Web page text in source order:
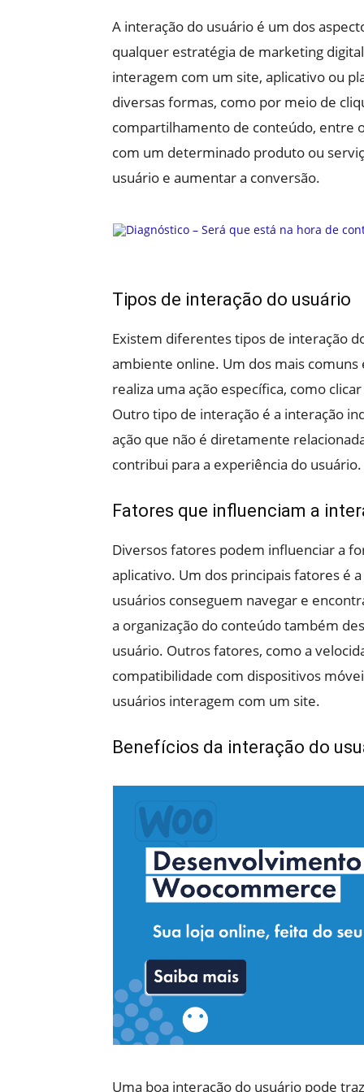
A interação do usuário é um dos
qualquer estratégia de marketing
interagem com um site, aplicativo ou
diversas formas, como por meio de
compartilhamento de conteúdo, entre
com um determinado produto ou
usuário e aumentar a conversão.
Tipos de interação do usuário
Existem diferentes tipos de interação
ambiente online. Um dos mais
realiza uma ação específica, como
Outro tipo de interação é a interação
ação que não é diretamente
contribui para a experiência do usuário.
Fatores que influenciam a
Diversos fatores podem influenciar a
aplicativo. Um dos principais fatores é
usuários conseguem navegar e
a organização do conteúdo também
usuário. Outros fatores, como a
compatibilidade com dispositivos
usuários interagem com um site.
Benefícios da interação do
Uma boa interação do usuário pode